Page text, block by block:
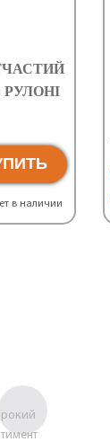
в наличии